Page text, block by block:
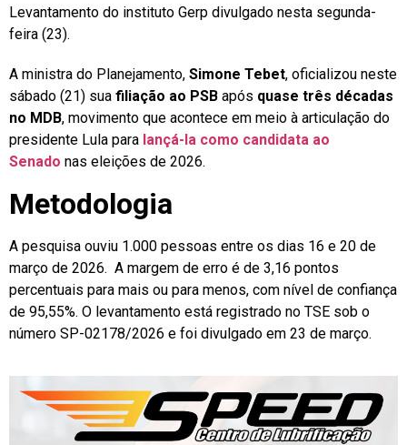
Levantamento do instituto Gerp divulgado nesta segunda-
feira (23).
A ministra do Planejamento, Simone Tebet, oficializou neste
sábado (21) sua filiação ao PSB após quase três décadas
no MDB, movimento que acontece em meio à articulação do
presidente Lula para lançá-la como candidata ao
Senado nas eleições de 2026.
Metodologia
A pesquisa ouviu 1.000 pessoas entre os dias 16 e 20 de
março de 2026. A margem de erro é de 3,16 pontos
percentuais para mais ou para menos, com nível de confiança
de 95,55%. O levantamento está registrado no TSE sob o
número SP-02178/2026 e foi divulgado em 23 de março.